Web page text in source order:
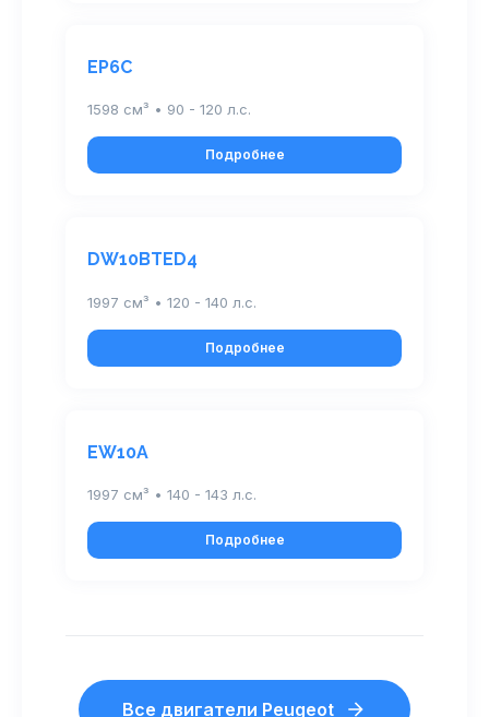
EP6C
1598 см³ • 90 - 120 л.с.
Подробнее
DW10BTED4
1997 см³ • 120 - 140 л.с.
Подробнее
EW10A
1997 см³ • 140 - 143 л.с.
Подробнее
Все двигатели Peugeot